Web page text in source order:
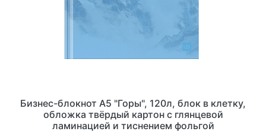
Бизнес-блокнот А5 "Горы", 120л, блок в клетку,
обложка твёрдый картон с глянцевой
ламинацией и тиснением фольгой